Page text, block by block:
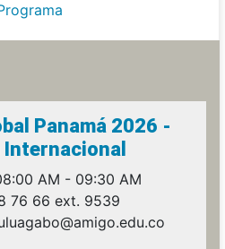
Panamá 2026 -
AM - 09:30 AM
76 66 ext. 9539